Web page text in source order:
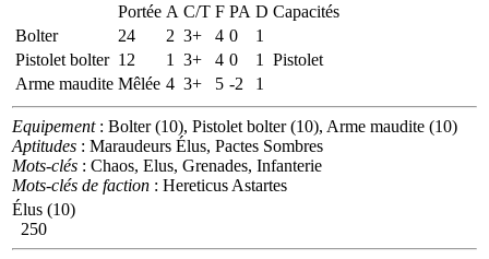
Portée A C/T F PA D Capacités
Bolter
24 2 3+ 4 0
1
Pistolet bolter 12 1 3+ 4 0 1
Pistolet
Arme maudite Mêlée 4 3+ 5 -2 1
Equipement: Bolter (10), Pistolet bolter (10), Arme maudite (10)
Aptitudes : Maraudeurs Élus, Pactes Sombres
Mots-clés : Chaos, Elus, Grenades, Infanterie
Mots-clés de faction : Hereticus Astartes
Élus (10)
250